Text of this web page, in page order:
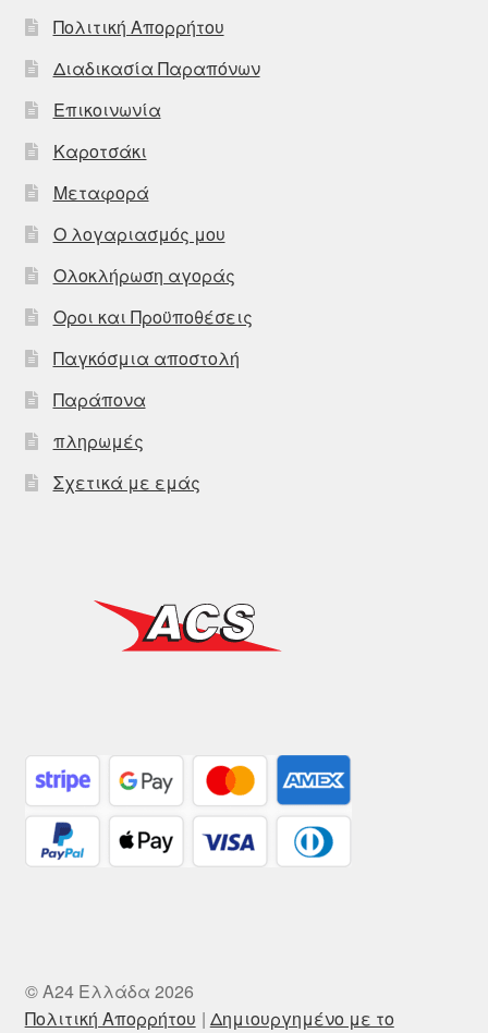
Πολιτική Απορρήτου
Διαδικασία Παραπόνων
Επικοινωνία
Καροτσάκι
Μεταφορά
Ο λογαριασμός μου
Ολοκλήρωση αγοράς
Οροι και Προϋποθέσεις
Παγκόσμια αποστολή
Παράπονα
πληρωμές
Σχετικά με εμάς
© A24 Ελλάδα 2026
Πολιτική Απορρήτου
Δημιουργημένο με το